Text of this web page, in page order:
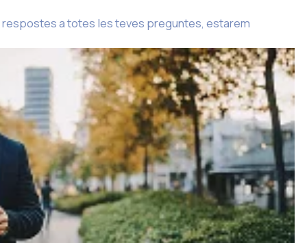
a totes les teves preguntes, estarem